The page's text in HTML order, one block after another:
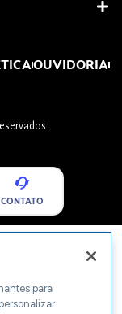
OUVIDORIA
CONTATO
para